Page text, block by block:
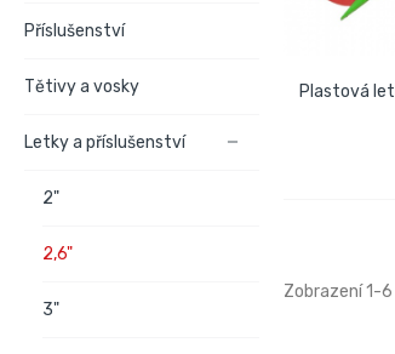
Příslušenství
Tětivy a vosky
Letky a příslušenství 
2"
2,6"
3"
Plastová
Zobrazení 1-6